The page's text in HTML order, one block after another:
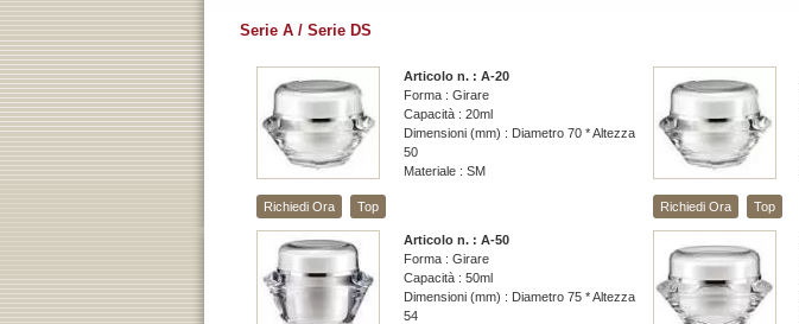
Serie A / Serie DS
Articolo n. : A-20
Forma : Girare
Capacità : 20ml
Dimensioni (mm) : Diametro 70 * Altezza
50
Materiale : SM
Richiedi Ora Top Richiedi Ora Top
Articolo n. : A-50
Forma : Girare
Capacità : 50ml
Dimensioni (mm) : Diametro 75 * Altezza
54